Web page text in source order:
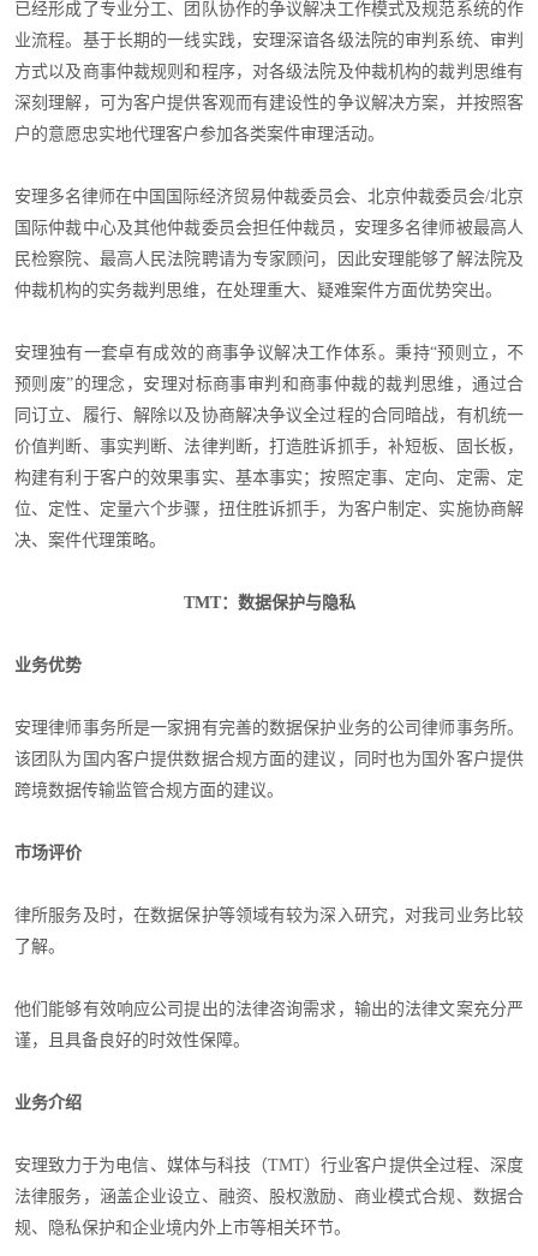
已经形成了专业分工、团队协作的争议解决工作模式及规范系统的作
业流程。基于长期的一线实践，安理深谙各级法院的审判系统、审判
方式以及商事仲裁规则和程序，对各级法院及仲裁机构的裁判思维有
深刻理解，可为客户提供客观而有建设性的争议解决方案，并按照客
户的意愿忠实地代理客户参加各类案件审理活动。
安理多名律师在中国国际经济贸易仲裁委员会、北京仲裁委员会/北京
国际仲裁中心及其他仲裁委员会担任仲裁员，安理多名律师被最高人
民检察院、最高人民法院聘请为专家顾问，因此安理能够了解法院及
仲裁机构的实务裁判思维，在处理重大、疑难案件方面优势突出。
安理独有一套卓有成效的商事争议解决工作体系。秉持“预则立，不
预则废”的理念，安理对标商事审判和商事仲裁的裁判思维，通过合
同订立、履行、解除以及协商解决争议全过程的合同暗战，有机统一
价值判断、事实判断、法律判断，打造胜诉抓手，补短板、固长板，
构建有利于客户的效果事实、基本事实；按照定事、定向、定需、定
位、定性、定量六个步骤，扭住胜诉抓手，为客户制定、实施协商解
决、案件代理策略。
TMT：数据保护与隐私
业务优势
安理律师事务所是一家拥有完善的数据保护业务的公司律师事务所。
该团队为国内客户提供数据合规方面的建议，同时也为国外客户提供
跨境数据传输监管合规方面的建议。
市场评价
律所服务及时，在数据保护等领域有较为深入研究，对我司业务比较
了解。
他们能够有效响应公司提出的法律咨询需求，输出的法律文案充分严
谨，且具备良好的时效性保障。
业务介绍
安理致力于为电信、媒体与科技（TMT）行业客户提供全过程、深度
法律服务，涵盖企业设立、融资、股权激励、商业模式合规、数据合
规、隐私保护和企业境内外上市等相关环节。